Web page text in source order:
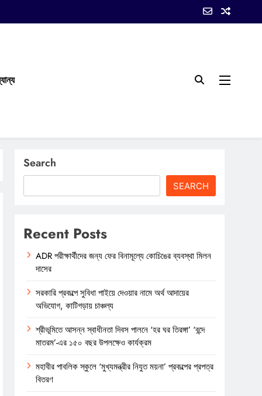
Search
SEARCH
Recent Posts
ADR পরীক্ষার্থীদের জন্য ফের বিনামূল্যে কোচিঙের ব্যবস্থা মিলন
দাসের
সরকারি প্রকল্পে সুবিধা পাইয়ে দেওয়ার নামে অর্থ আদায়ের
অভিযোগ, কাটিগড়ায় চাঞ্চল্য
শ্রীভূমিতে আসন্ন স্বাধীনতা দিবস পালনে ‘হর ঘর তিরঙ্গা’ ‘বন্দে
মাতরম’-এর ১৫০ বছর উপলক্ষেও কার্যক্রম
মহাবীর পাবলিক স্কুলে ‘মুখ্যমন্ত্রীর নিযুত ময়না’ প্রকল্পের প্রপত্র
বিতরণ